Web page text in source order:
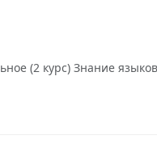
(2 курс) Знание